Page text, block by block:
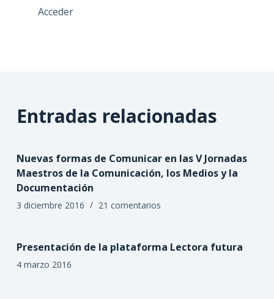
Acceder
Entradas relacionadas
Nuevas formas de Comunicar en las V Jornadas
Maestros de la Comunicación, los Medios y la
Documentación
3 diciembre 2016 21 comentarios
Presentación de la plataforma Lectora futura
4 marzo 2016